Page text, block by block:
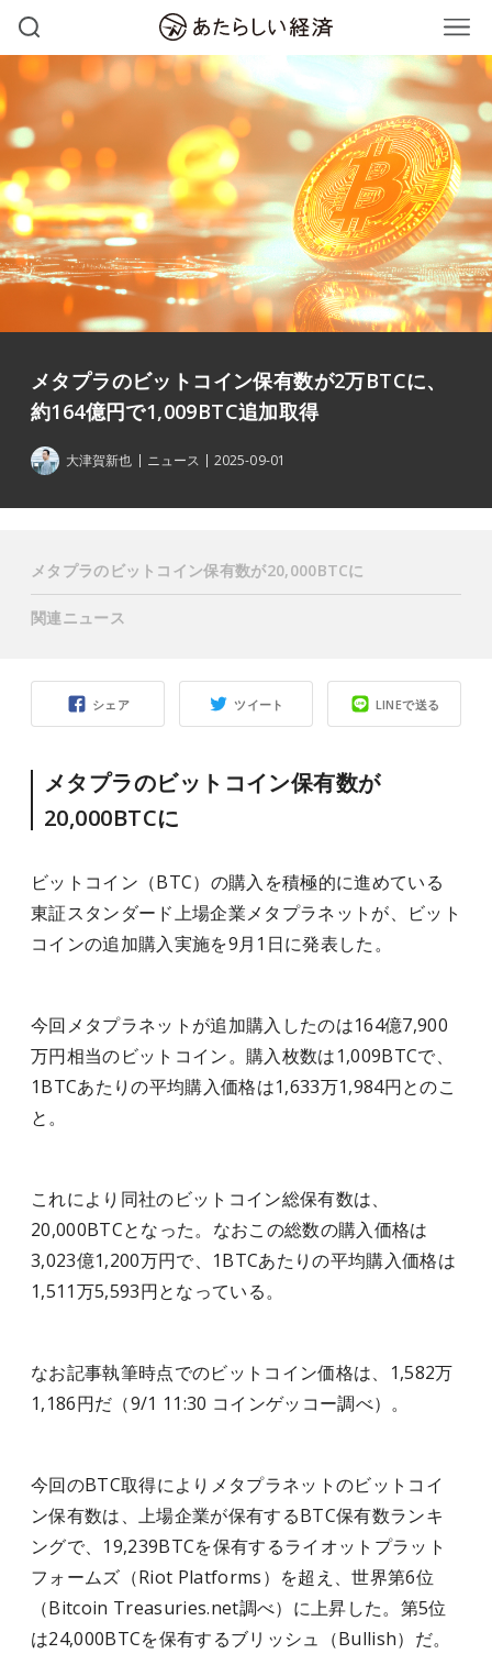
メタプラのビットコイン保有数が2万BTCに、
約164億円で1,009BTC追加取得
大津賀新也 ニュース 2025-09-01
シェア ツイート LINEで送る
メタプラのビットコイン保有数が
20,000BTCに
ビットコイン（BTC）の購入を積極的に進めている
東証スタンダード上場企業メタプラネットが、ビット
コインの追加購入実施を9月1日に発表した。
今回メタプラネットが追加購入したのは164億7,900
万円相当のビットコイン。購入枚数は1,009BTCで、
1BTCあたりの平均購入価格は1,633万1,984円とのこ
と。
これにより同社のビットコイン総保有数は、
20,000BTCとなった。なおこの総数の購入価格は
3,023億1,200万円で、1BTCあたりの平均購入価格は
1,511万5,593円となっている。
なお記事執筆時点でのビットコイン価格は、1,582万
1,186円だ（9/1 11:30 コインゲッコー調べ）。
今回のBTC取得によりメタプラネットのビットコイ
ン保有数は、上場企業が保有するBTC保有数ランキ
ングで、19,239BTCを保有するライオットプラット
フォームズ（Riot Platforms）を超え、世界第6位
（Bitcoin Treasuries.net調べ）に上昇した。第5位
は24,000BTCを保有するブリッシュ（Bullish）だ。
メタプラのビットコイン保有数が20,000BTCに
関連ニュース